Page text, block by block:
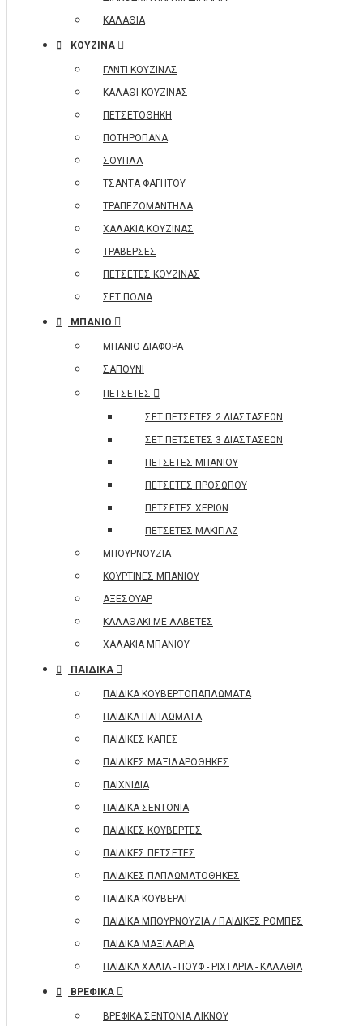
ΚΑΛΑΘΙΑ
ΚΟΥΖΙΝΑ
ΓΑΝΤΙ ΚΟΥΖΙΝΑΣ
ΚΑΛΑΘΙ ΚΟΥΖΙΝΑΣ
ΠΕΤΣΕΤΟΘΗΚΗ
ΠΟΤΗΡΟΠΑΝΑ
ΣΟΥΠΛΑ
ΤΣΑΝΤΑ ΦΑΓΗΤΟΥ
ΤΡΑΠΕΖΟΜΑΝΤΗΛΑ
ΧΑΛΑΚΙΑ ΚΟΥΖΙΝΑΣ
ΤΡΑΒΕΡΣΕΣ
ΠΕΤΣΕΤΕΣ ΚΟΥΖΙΝΑΣ
ΣΕΤ ΠΟΔΙΑ
ΜΠΑΝΙΟ
ΜΠΑΝΙΟ ΔΙΑΦΟΡΑ
ΣΑΠΟΥΝΙ
ΠΕΤΣΕΤΕΣ
ΣΕΤ ΠΕΤΣΕΤΕΣ 2 ΔΙΑΣΤΑΣΕΩΝ
ΣΕΤ ΠΕΤΣΕΤΕΣ 3 ΔΙΑΣΤΑΣΕΩΝ
ΠΕΤΣΕΤΕΣ ΜΠΑΝΙΟΥ
ΠΕΤΣΕΤΕΣ ΠΡΟΣΩΠΟΥ
ΠΕΤΣΕΤΕΣ ΧΕΡΙΩΝ
ΠΕΤΣΕΤΕΣ ΜΑΚΙΓΙΑΖ
ΜΠΟΥΡΝΟΥΖΙΑ
ΚΟΥΡΤΙΝΕΣ ΜΠΑΝΙΟΥ
ΑΞΕΣΟΥΑΡ
ΚΑΛΑΘΑΚΙ ΜΕ ΛΑΒΕΤΕΣ
ΧΑΛΑΚΙΑ ΜΠΑΝΙΟΥ
ΠΑΙΔΙΚΑ
ΠΑΙΔΙΚΑ ΚΟΥΒΕΡΤΟΠΑΠΛΩΜΑΤΑ
ΠΑΙΔΙΚΑ ΠΑΠΛΩΜΑΤΑ
ΠΑΙΔΙΚΕΣ ΚΑΠΕΣ
ΠΑΙΔΙΚΕΣ ΜΑΞΙΛΑΡΟΘΗΚΕΣ
ΠΑΙΧΝΙΔΙΑ
ΠΑΙΔΙΚΑ ΣΕΝΤΟΝΙΑ
ΠΑΙΔΙΚΕΣ ΚΟΥΒΕΡΤΕΣ
ΠΑΙΔΙΚΕΣ ΠΕΤΣΕΤΕΣ
ΠΑΙΔΙΚΕΣ ΠΑΠΛΩΜΑΤΟΘΗΚΕΣ
ΠΑΙΔΙΚΑ ΚΟΥΒΕΡΛΙ
ΠΑΙΔΙΚΑ ΜΠΟΥΡΝΟΥΖΙΑ / ΠΑΙΔΙΚΕΣ ΡΟΜΠΕΣ
ΠΑΙΔΙΚΑ ΜΑΞΙΛΑΡΙΑ
ΠΑΙΔΙΚΑ ΧΑΛΙΑ - ΠΟΥΦ - ΡΙΧΤΑΡΙΑ - ΚΑΛΑΘΙΑ
ΒΡΕΦΙΚΑ
ΒΡΕΦΙΚΑ ΣΕΝΤΟΝΙΑ ΛΙΚΝΟΥ